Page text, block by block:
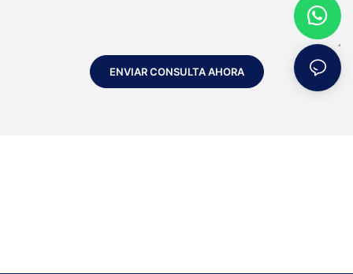
ENVIAR CONSULTA AHORA